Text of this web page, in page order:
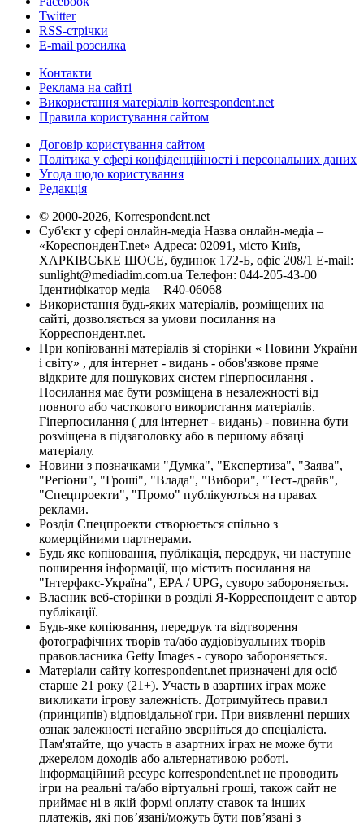
Twitter
RSS-стрічки
E-mail розсилка
Контакти
Реклама на сайті
Використання матеріалів korrespondent.net
Правила користування сайтом
Договір користування сайтом
Політика у сфері конфіденційності і персональних даних
Угода щодо користування
Редакція
© 2000-2026, Korrespondent.net
Суб'єкт у сфері онлайн-медіа Назва онлайн-медіа –
«КореспонденТ.net» Адреса: 02091, місто Київ,
ХАРКІВСЬКЕ ШОСЕ, будинок 172-Б, офіс 208/1 E-mail:
sunlight@mediadim.com.ua Телефон: 044-205-43-00
Ідентифікатор медіа – R40-06068
Використання будь-яких матеріалів, розміщених на
сайті, дозволяється за умови посилання на
Корреспондент.net.
При копіюванні матеріалів зі сторінки « Новини України
і світу» , для інтернет - видань - обов'язкове пряме
відкрите для пошукових систем гіперпосилання .
Посилання має бути розміщена в незалежності від
повного або часткового використання матеріалів.
Гіперпосилання ( для інтернет - видань) - повинна бути
розміщена в підзаголовку або в першому абзаці
матеріалу.
Новини з позначками "Думка", "Експертиза", "Заява",
"Регіони", "Гроші", "Влада", "Вибори", "Тест-драйв",
"Спецпроекти", "Промо" публікуються на правах
реклами.
Розділ Спецпроекти створюється спільно з
комерційними партнерами.
Будь яке копіювання, публікація, передрук, чи наступне
поширення інформації, що містить посилання на
"Інтерфакс-Україна", EPA / UPG, суворо забороняється.
Власник веб-сторінки в розділі Я-Корреспондент є автор
публікації.
Будь-яке копіювання, передрук та відтворення
фотографічних творів та/або аудіовізуальних творів
правовласника Getty Images - суворо забороняється.
Матеріали сайту korrespondent.net призначені для осіб
старше 21 року (21+). Участь в азартних іграх може
викликати ігрову залежність. Дотримуйтесь правил
(принципів) відповідальної гри. При виявленні перших
ознак залежності негайно зверніться до спеціаліста.
Пам'ятайте, що участь в азартних іграх не може бути
джерелом доходів або альтернативою роботі.
Інформаційний ресурс korrespondent.net не проводить
ігри на реальні та/або віртуальні гроші, також сайт не
приймає ні в якій формі оплату ставок та інших
платежів, які пов’язані/можуть бути пов’язані з